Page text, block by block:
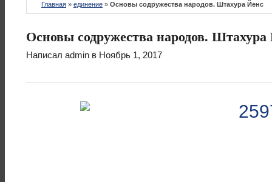
Главная » единение » Основы содружества народов. Штахура Йенс
Основы содружества народов. Штахура
Написал admin в Ноябрь 1, 2017